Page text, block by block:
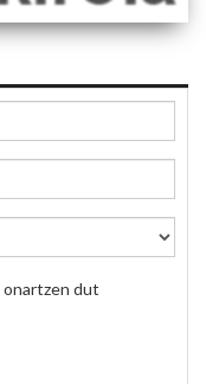
onartzen dut